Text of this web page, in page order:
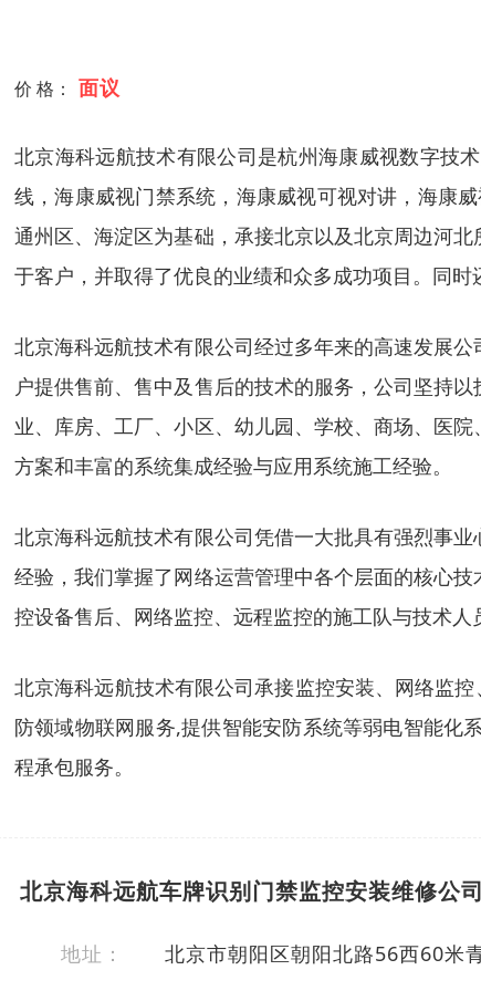
价 格： 面议
北京海科远航技术有限公司是杭州海康威视数字技
线，海康威视门禁系统，海康威视可视对讲，海康
通州区、海淀区为基础，承接北京以及北京周边河
于客户，并取得了优良的业绩和众多成功项目。同
北京海科远航技术有限公司经过多年来的高速发展
户提供售前、售中及售后的技术的服务，公司坚持
业、库房、工厂、小区、幼儿园、学校、商场、医
方案和丰富的系统集成经验与应用系统施工经验。
北京海科远航技术有限公司凭借一大批具有强烈事
经验，我们掌握了网络运营管理中各个层面的核心
控设备售后、网络监控、远程监控的施工队与技术人
北京海科远航技术有限公司承接监控安装、网络监
防领域物联网服务,提供智能安防系统等弱电智能化
程承包服务。
北京海科远航车牌识别门禁监控安装维修公司
地址： 北京市朝阳区朝阳北路56西60米